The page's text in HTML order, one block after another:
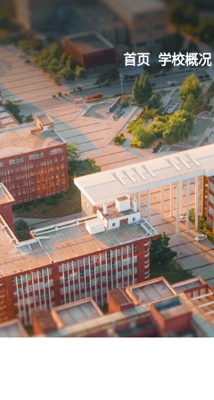
首页 学校概况